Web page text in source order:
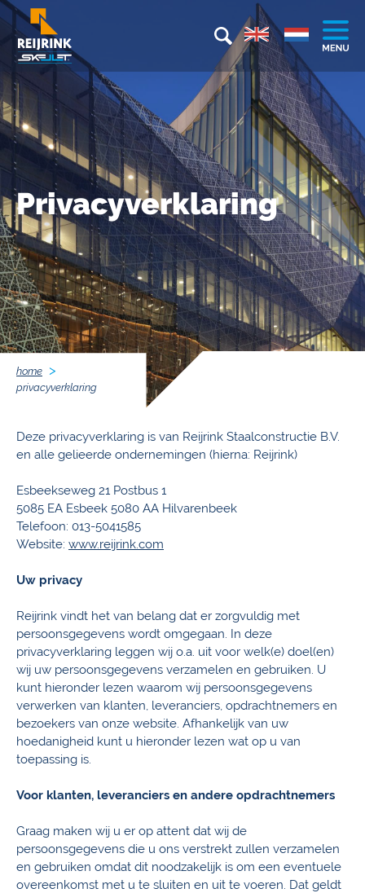
Privacyverklaring
home
privacyverklaring
Deze privacyverklaring is van Reijrink Staalconstructie B.V.
en alle gelieerde ondernemingen (hierna: Reijrink)
Esbeekseweg 21 Postbus 1
5085 EA Esbeek 5080 AA Hilvarenbeek
Telefoon: 013-5041585
Website: www.reijrink.com
Uw privacy
Reijrink vindt het van belang dat er zorgvuldig met
persoonsgegevens wordt omgegaan. In deze
privacyverklaring leggen wij o.a. uit voor welk(e) doel(en)
wij uw persoonsgegevens verzamelen en gebruiken. U
kunt hieronder lezen waarom wij persoonsgegevens
verwerken van klanten, leveranciers, opdrachtnemers en
bezoekers van onze website. Afhankelijk van uw
hoedanigheid kunt u hieronder lezen wat op u van
toepassing is.
Voor klanten, leveranciers en andere opdrachtnemers
Graag maken wij u er op attent dat wij de
persoonsgegevens die u ons verstrekt zullen verzamelen
en gebruiken omdat dit noodzakelijk is om een eventuele
overeenkomst met u te sluiten en uit te voeren. Dat geldt